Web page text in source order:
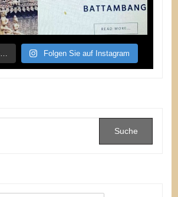
Folgen Sie auf Instagram